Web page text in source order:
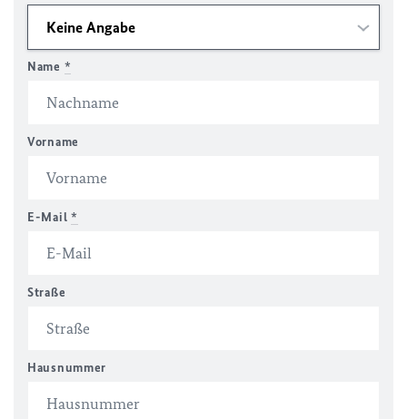
Name *
Vorname
E-Mail *
Straße
Hausnummer